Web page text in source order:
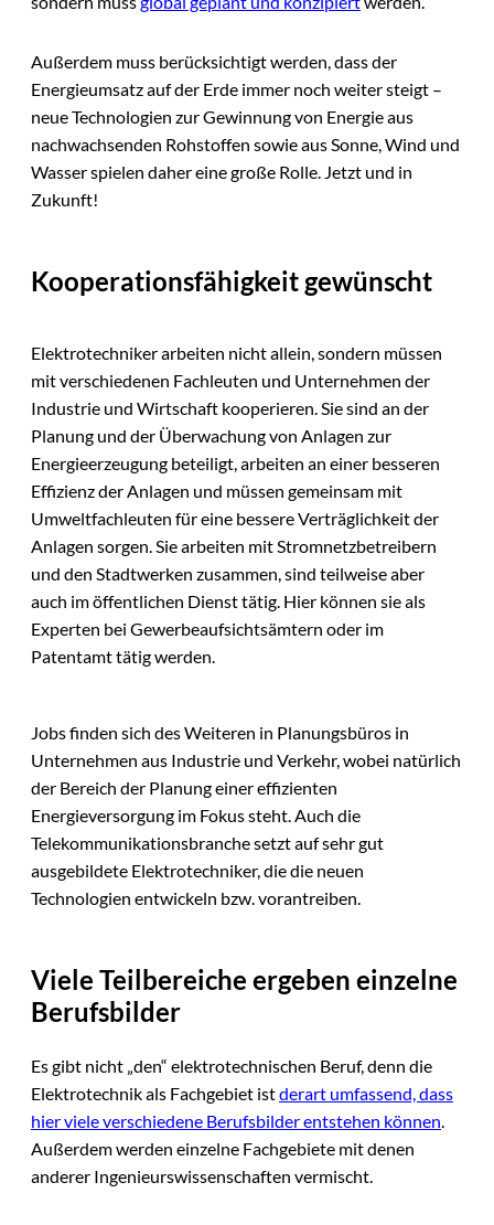
Außerdem muss berücksichtigt werden, dass der
Energieumsatz auf der Erde immer noch weiter steigt –
neue Technologien zur Gewinnung von Energie aus
nachwachsenden Rohstoffen sowie aus Sonne, Wind und
Wasser spielen daher eine große Rolle. Jetzt und in
Zukunft!
Kooperationsfähigkeit gewünscht
Elektrotechniker arbeiten nicht allein, sondern müssen
mit verschiedenen Fachleuten und Unternehmen der
Industrie und Wirtschaft kooperieren. Sie sind an der
Planung und der Überwachung von Anlagen zur
Energieerzeugung beteiligt, arbeiten an einer besseren
Effizienz der Anlagen und müssen gemeinsam mit
Umweltfachleuten für eine bessere Verträglichkeit der
Anlagen sorgen. Sie arbeiten mit Stromnetzbetreibern
und den Stadtwerken zusammen, sind teilweise aber
auch im öffentlichen Dienst tätig. Hier können sie als
Experten bei Gewerbeaufsichtsämtern oder im
Patentamt tätig werden.
Jobs finden sich des Weiteren in Planungsbüros in
Unternehmen aus Industrie und Verkehr, wobei natürlich
der Bereich der Planung einer effizienten
Energieversorgung im Fokus steht. Auch die
Telekommunikationsbranche setzt auf sehr gut
ausgebildete Elektrotechniker, die die neuen
Technologien entwickeln bzw. vorantreiben.
Viele Teilbereiche ergeben einzelne
Berufsbilder
Es gibt nicht „den“ elektrotechnischen Beruf, denn die
Elektrotechnik als Fachgebiet istderart umfassend, dass
hier viele verschiedene Berufsbilder entstehen können.
Außerdem werden einzelne Fachgebiete mit denen
anderer Ingenieurswissenschaften vermischt.